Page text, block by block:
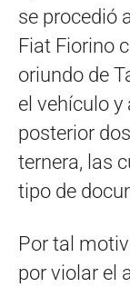
se procedió
Fiat Fiorino
oriundo de
el vehículo
posterior
ternera, las
tipo de
Por tal
por violar el